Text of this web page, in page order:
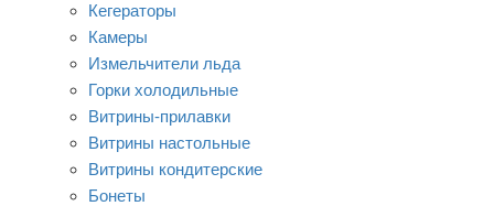
Кегераторы
Камеры
Измельчители льда
Горки холодильные
Витрины-прилавки
Витрины настольные
Витрины кондитерские
Бонеты